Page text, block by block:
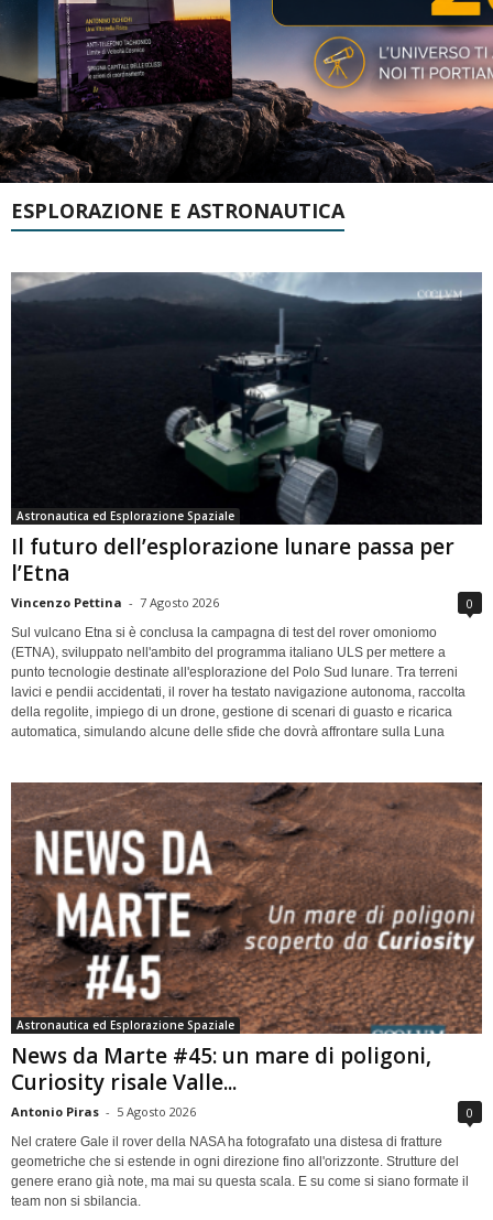
ESPLORAZIONE E ASTRONAUTICA
Astronautica ed Esplorazione Spaziale
Il futuro dell’esplorazione lunare passa per
l’Etna
Vincenzo Pettina - 7 Agosto 2026 0
Sul vulcano Etna si è conclusa la campagna di test del rover omoniomo
(ETNA), sviluppato nell'ambito del programma italiano ULS per mettere a
punto tecnologie destinate all'esplorazione del Polo Sud lunare. Tra terreni
lavici e pendii accidentati, il rover ha testato navigazione autonoma, raccolta
della regolite, impiego di un drone, gestione di scenari di guasto e ricarica
automatica, simulando alcune delle sfide che dovrà affrontare sulla Luna
Astronautica ed Esplorazione Spaziale
News da Marte #45: un mare di poligoni,
Curiosity risale Valle...
Antonio Piras - 5 Agosto 2026 0
Nel cratere Gale il rover della NASA ha fotografato una distesa di fratture
geometriche che si estende in ogni direzione fino all'orizzonte. Strutture del
genere erano già note, ma mai su questa scala. E su come si siano formate il
team non si sbilancia.